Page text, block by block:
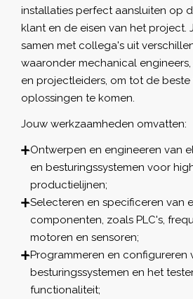
installaties perfect aansluiten op
klant en de eisen van het project.
samen met collega's uit
waaronder mechanical
en projectleiders, om tot de
oplossingen te komen.
Jouw werkzaamheden omvatten:
Ontwerpen en engineeren van
en besturingssystemen voor
productielijnen;
Selecteren en specificeren van
componenten, zoals PLC's,
motoren en sensoren;
Programmeren en configureren
besturingssystemen en het
functionaliteit;